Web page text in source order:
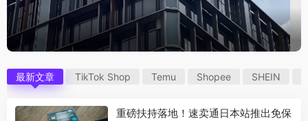
最新文章 TikTok Shop Temu Shopee SHEIN
重磅扶持落地！速卖通日本站推出免保